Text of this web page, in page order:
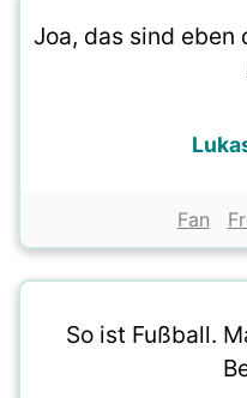
Joa, das sind eben
Fan
So ist Fußball.